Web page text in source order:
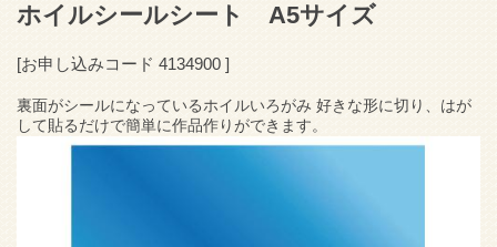
ホイルシールシート A5サイズ
[お申し込みコード 4134900 ]
裏面がシールになっているホイルいろがみ 好きな形に切り、はが
して貼るだけで簡単に作品作りができます。